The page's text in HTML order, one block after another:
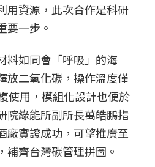
用資源，此次合作是科研
要一步。
料如同會「呼吸」的海
放二氧化碳，操作溫度僅
使用，模組化設計也便於
院綠能所副所長萬皓鵬指
廠實證成功，可望推廣至
補齊台灣碳管理拼圖。